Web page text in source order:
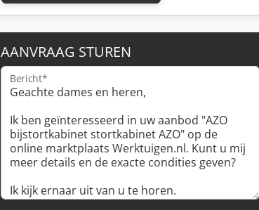
AANVRAAG STUREN
Bericht*